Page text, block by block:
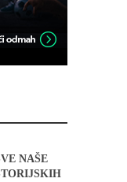
NAŠE